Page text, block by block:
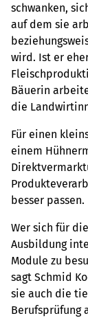
schwanken,
auf dem sie
wird. Ist er
Bäuerin
die
Für einen
einem
besser passen.
Wer sich für
Ausbildung
Module zu
sagt Schmid
sie auch die
Berufsprüfung